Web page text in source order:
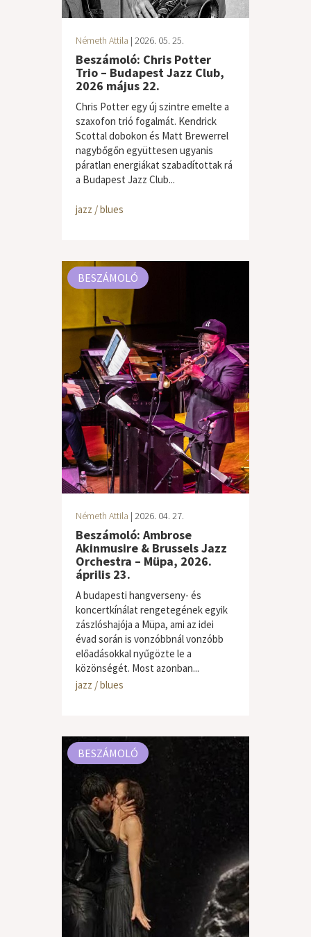
Németh Attila | 2026. 05. 25.
Beszámoló: Chris Potter
Trio – Budapest Jazz Club,
2026 május 22.
Chris Potter egy új szintre emelte a
szaxofon trió fogalmát. Kendrick
Scottal dobokon és Matt Brewerrel
nagybőgőn együttesen ugyanis
páratlan energiákat szabadítottak rá
a Budapest Jazz Club...
jazz / blues
BESZÁMOLÓ
Németh Attila | 2026. 04. 27.
Beszámoló: Ambrose
Akinmusire & Brussels Jazz
Orchestra – Müpa, 2026.
április 23.
A budapesti hangverseny- és
koncertkínálat rengetegének egyik
zászlóshajója a Müpa, ami az idei
évad során is vonzóbbnál vonzóbb
előadásokkal nyűgözte le a
közönségét. Most azonban...
jazz / blues
BESZÁMOLÓ